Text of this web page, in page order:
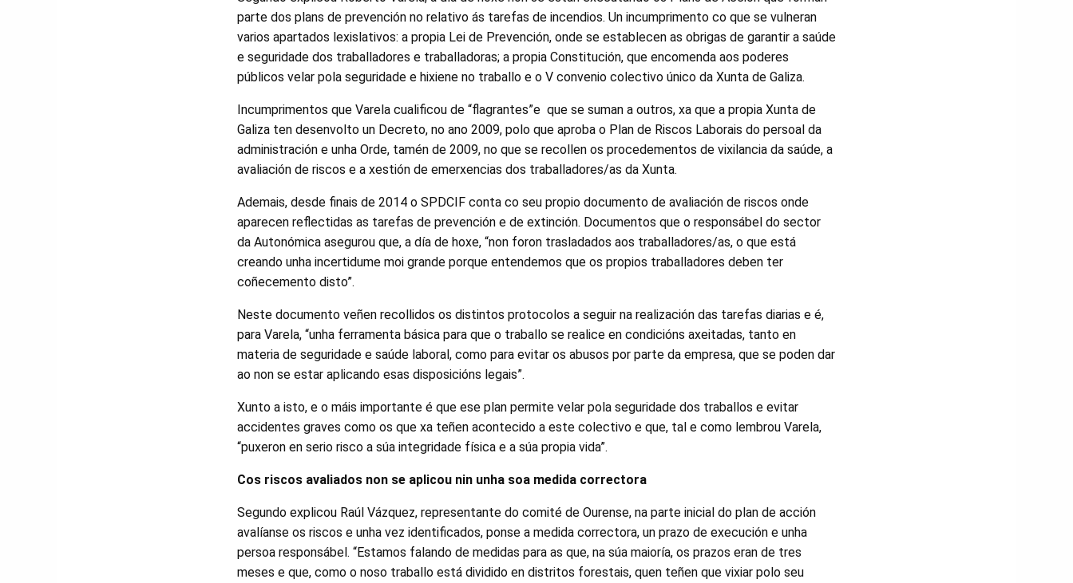
parte dos plans de prevención no relativo ás tarefas de incendios. Un incumprimento co que se vulneran
varios apartados lexislativos: a propia Lei de Prevención, onde se establecen as obrigas de garantir a saúde
e seguridade dos traballadores e traballadoras; a propia Constitución, que encomenda aos poderes
públicos velar pola seguridade e hixiene no traballo e o V convenio colectivo único da Xunta de Galiza.
Incumprimentos que Varela cualificou de “flagrantes”e que se suman a outros, xa que a propia Xunta de
Galiza ten desenvolto un Decreto, no ano 2009, polo que aproba o Plan de Riscos Laborais do persoal da
administración e unha Orde, tamén de 2009, no que se recollen os procedementos de vixilancia da saúde, a
avaliación de riscos e a xestión de emerxencias dos traballadores/as da Xunta.
Ademais, desde finais de 2014 o SPDCIF conta co seu propio documento de avaliación de riscos onde
aparecen reflectidas as tarefas de prevención e de extinción. Documentos que o responsábel do sector
da Autonómica asegurou que, a día de hoxe, “non foron trasladados aos traballadores/as, o que está
creando unha incertidume moi grande porque entendemos que os propios traballadores deben ter
coñecemento disto”.
Neste documento veñen recollidos os distintos protocolos a seguir na realización das tarefas diarias e é,
para Varela, “unha ferramenta básica para que o traballo se realice en condicións axeitadas, tanto en
materia de seguridade e saúde laboral, como para evitar os abusos por parte da empresa, que se poden dar
ao non se estar aplicando esas disposicións legais”.
Xunto a isto, e o máis importante é que ese plan permite velar pola seguridade dos traballos e evitar
accidentes graves como os que xa teñen acontecido a este colectivo e que, tal e como lembrou Varela,
“puxeron en serio risco a súa integridade física e a súa propia vida”.
Cos riscos avaliados non se aplicou nin unha soa medida correctora
Segundo explicou Raúl Vázquez, representante do comité de Ourense, na parte inicial do plan de acción
avalíanse os riscos e unha vez identificados, ponse a medida correctora, un prazo de execución e unha
persoa responsábel. “Estamos falando de medidas para as que, na súa maioría, os prazos eran de tres
meses e que, como o noso traballo está dividido en distritos forestais, quen teñen que vixiar polo seu